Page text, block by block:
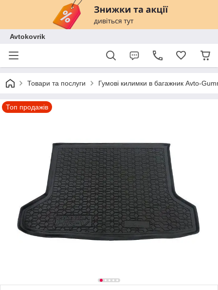
Avtokovrik
Товари та послуги Гумові килимки в багажник Avto-
Топ продажів